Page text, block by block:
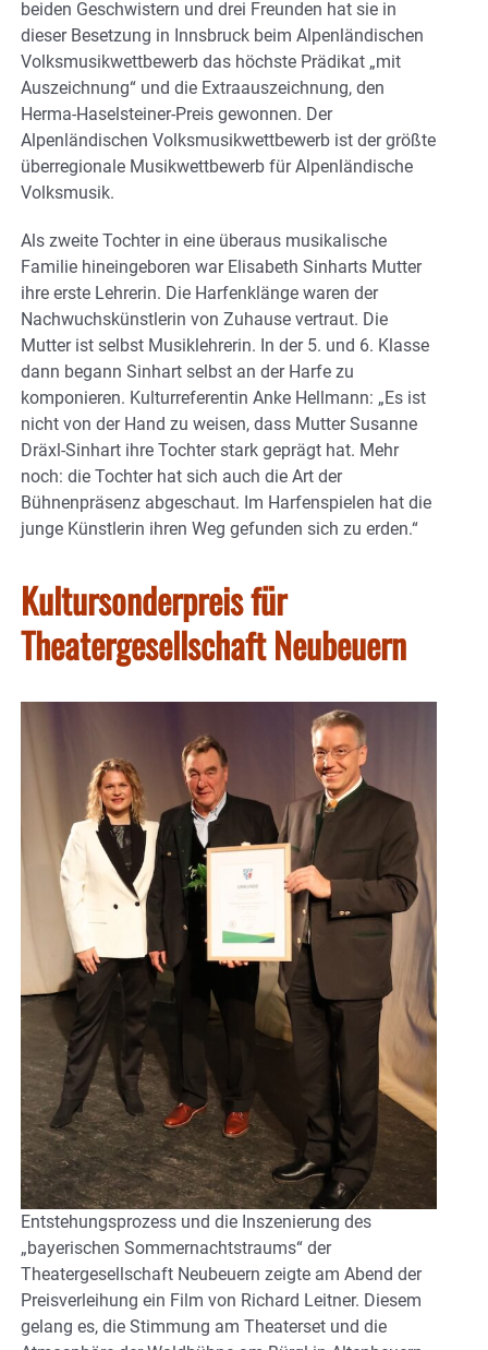
beiden Geschwistern und drei Freunden hat sie in
dieser Besetzung in Innsbruck beim Alpenländischen
Volksmusikwettbewerb das höchste Prädikat „mit
Auszeichnung“ und die Extraauszeichnung, den
Herma-Haselsteiner-Preis gewonnen. Der
Alpenländischen Volksmusikwettbewerb ist der größte
überregionale Musikwettbewerb für Alpenländische
Volksmusik.
Als zweite Tochter in eine überaus musikalische
Familie hineingeboren war Elisabeth Sinharts Mutter
ihre erste Lehrerin. Die Harfenklänge waren der
Nachwuchskünstlerin von Zuhause vertraut. Die
Mutter ist selbst Musiklehrerin. In der 5. und 6. Klasse
dann begann Sinhart selbst an der Harfe zu
komponieren. Kulturreferentin Anke Hellmann: „Es ist
nicht von der Hand zu weisen, dass Mutter Susanne
Dräxl-Sinhart ihre Tochter stark geprägt hat. Mehr
noch: die Tochter hat sich auch die Art der
Bühnenpräsenz abgeschaut. Im Harfenspielen hat die
junge Künstlerin ihren Weg gefunden sich zu erden.“
Kultursonderpreis für
Theatergesellschaft Neubeuern
Entstehungsprozess und die Inszenierung des
„bayerischen Sommernachtstraums“ der
Theatergesellschaft Neubeuern zeigte am Abend der
Preisverleihung ein Film von Richard Leitner. Diesem
gelang es, die Stimmung am Theaterset und die